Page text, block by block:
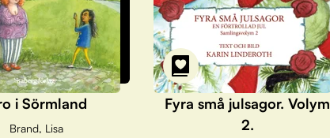
i Sörmland
Brand, Lisa
Fyra små julsagor. Volym
2.